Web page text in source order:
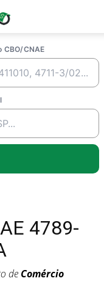
CNAE
4789-
de Comércio